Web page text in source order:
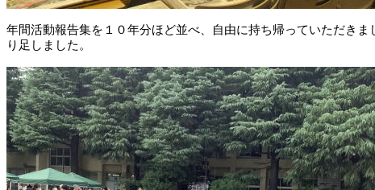
年間活動報告集を１０年分ほど並べ、自由に持ち帰っていただきま
り足しました。